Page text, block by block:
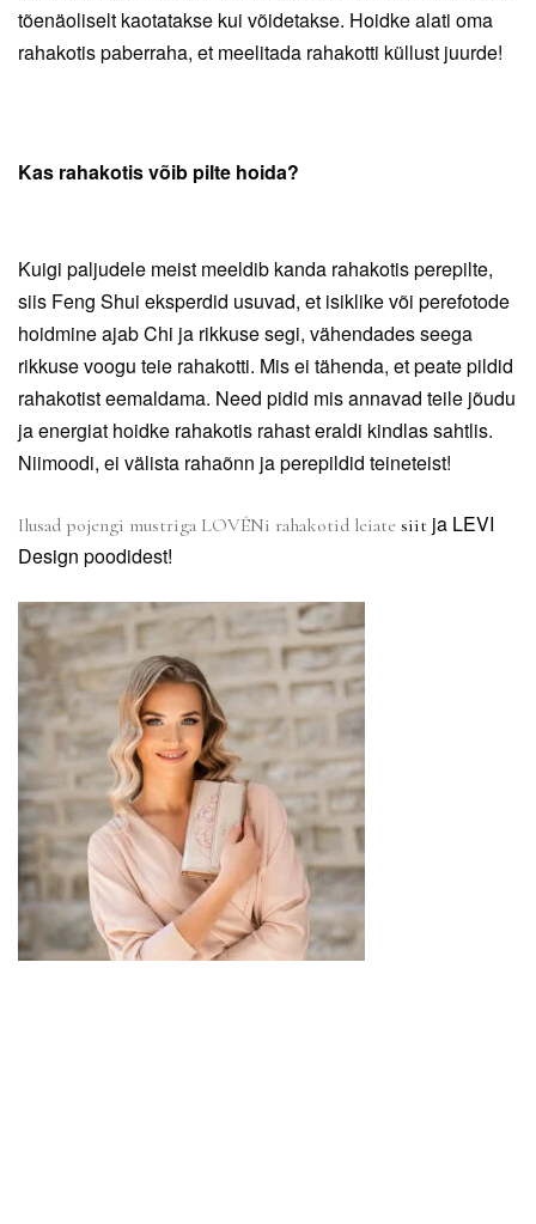
tõenäoliselt kaotatakse kui võidetakse. Hoidke alati oma
rahakotis paberraha, et meelitada rahakotti küllust juurde!
Kas rahakotis võib pilte hoida?
Kuigi paljudele meist meeldib kanda rahakotis perepilte,
siis Feng Shui eksperdid usuvad, et isiklike või perefotode
hoidmine ajabChi ja rikkuse segi, vähendades seega
rikkuse voogu teie rahakotti. Mis ei tähenda, et peate pildid
rahakotist eemaldama. Need pidid mis annavad teile jõudu
ja energiat hoidke rahakotis rahast eraldi kindlas sahtlis.
Niimoodi, ei välista rahaõnn ja perepildid teineteist!
Ilusad pojengi mustriga LOVÉNi rahakotid leiate siit ja LEVI
Design poodidest!